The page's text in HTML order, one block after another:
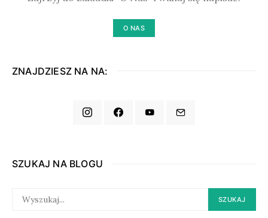
O NAS
ZNAJDZIESZ NA NA:
SZUKAJ NA BLOGU
FOR:
SZUKAJ